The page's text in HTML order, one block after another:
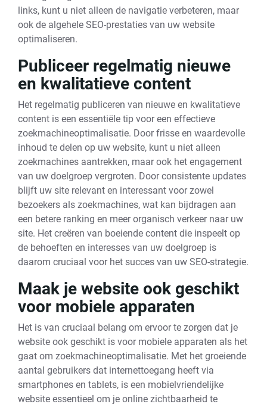
links, kunt u niet alleen de navigatie verbeteren, maar
ook de algehele SEO-prestaties van uw website
optimaliseren.
Publiceer regelmatig nieuwe
en kwalitatieve content
Het regelmatig publiceren van nieuwe en kwalitatieve
content is een essentiële tip voor een effectieve
zoekmachineoptimalisatie. Door frisse en waardevolle
inhoud te delen op uw website, kunt u niet alleen
zoekmachines aantrekken, maar ook het engagement
van uw doelgroep vergroten. Door consistente updates
blijft uw site relevant en interessant voor zowel
bezoekers als zoekmachines, wat kan bijdragen aan
een betere ranking en meer organisch verkeer naar uw
site. Het creëren van boeiende content die inspeelt op
de behoeften en interesses van uw doelgroep is
daarom cruciaal voor het succes van uw SEO-strategie.
Maak je website ook geschikt
voor mobiele apparaten
Het is van cruciaal belang om ervoor te zorgen dat je
website ook geschikt is voor mobiele apparaten als het
gaat om zoekmachineoptimalisatie. Met het groeiende
aantal gebruikers dat internettoegang heeft via
smartphones en tablets, is een mobielvriendelijke
website essentieel om je online zichtbaarheid te